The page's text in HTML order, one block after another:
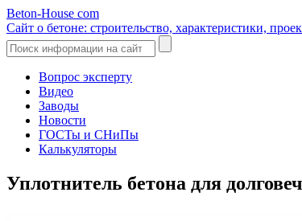
Beton-House com
Сайт о бетоне: строительство, характеристики,
Вопрос эксперту
Видео
Заводы
Новости
ГОСТы и СНиПы
Калькуляторы
Уплотнитель бетона для